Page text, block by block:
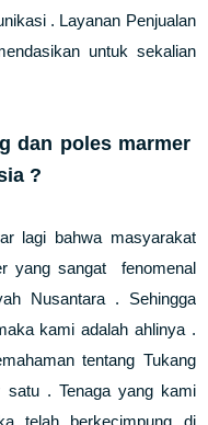
. Layanan Penjualan
untuk sekalian
dan poles marmer
?
lagi bahwa masyarakat
yang sangat fenomenal
Nusantara . Sehingga
kami adalah ahlinya .
tentang Tukang
satu . Tenaga yang kami